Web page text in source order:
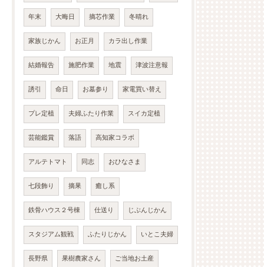
年末 大晦日 摘芯作業 冬晴れ
家族じかん お正月 カラ出し作業
結婚報告 施肥作業 地震 津波注意報
誘引 命日 お墓参り 家電買い替え
プレ定植 夫婦ふたり作業 スイカ定植
芸能鑑賞 落語 高知家コラボ
アルテトマト 同志 おひなさま
七段飾り 摘果 癒し系
鉄骨ハウス２号棟 仕送り じぶんじかん
スタジアム観戦 ふたりじかん いとこ夫婦
長野県 果樹農家さん ご当地お土産